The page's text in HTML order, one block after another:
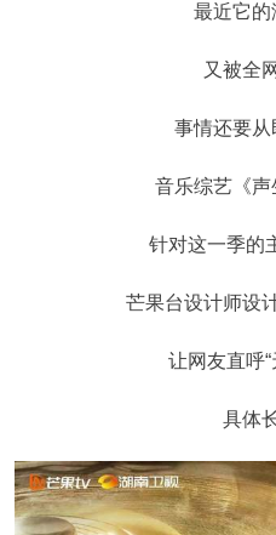
最近它的
又被全
事情还要从
音乐综艺《
针对这一季的
芒果台设计师设
让网友直呼
具体